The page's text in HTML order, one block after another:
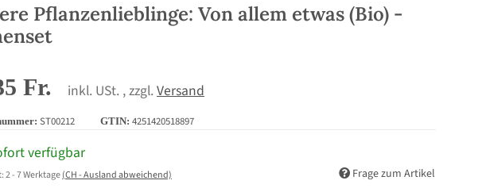
Pflanzenlieblinge: Von allem etwas (Bio) -
Fr. inkl. USt. , zzgl. Versand
ST00212 GTIN: 4251420518897
verfügbar
2 - 7 Werktage(CH - Ausland abweichend) Frage zum Artikel